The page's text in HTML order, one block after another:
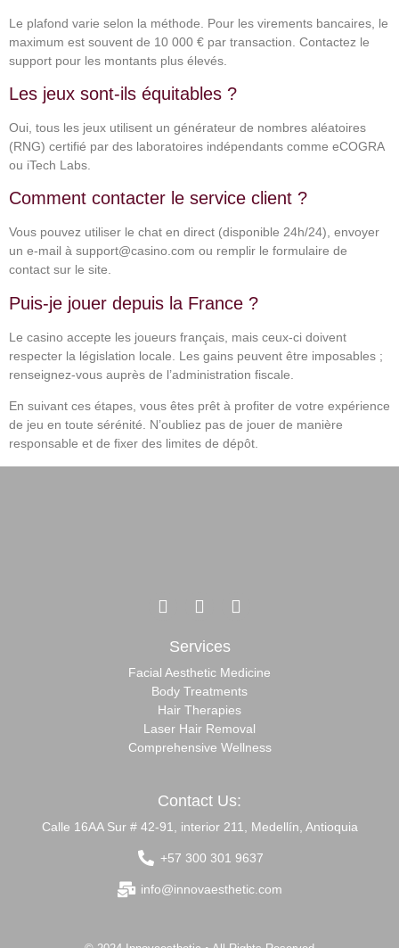
Le plafond varie selon la méthode. Pour les virements bancaires, le
maximum est souvent de 10 000 € par transaction. Contactez le
support pour les montants plus élevés.
Les jeux sont-ils équitables ?
Oui, tous les jeux utilisent un générateur de nombres aléatoires
(RNG) certifié par des laboratoires indépendants comme eCOGRA
ou iTech Labs.
Comment contacter le service client ?
Vous pouvez utiliser le chat en direct (disponible 24h/24), envoyer
un e-mail à support@casino.com ou remplir le formulaire de
contact sur le site.
Puis-je jouer depuis la France ?
Le casino accepte les joueurs français, mais ceux-ci doivent
respecter la législation locale. Les gains peuvent être imposables ;
renseignez-vous auprès de l’administration fiscale.
En suivant ces étapes, vous êtes prêt à profiter de votre expérience
de jeu en toute sérénité. N’oubliez pas de jouer de manière
responsable et de fixer des limites de dépôt.
Services
Facial Aesthetic Medicine
Body Treatments
Hair Therapies
Laser Hair Removal
Comprehensive Wellness
Contact Us:
Calle 16AA Sur # 42-91, interior 211, Medellín, Antioquia
+57 300 301 9637
info@innovaesthetic.com